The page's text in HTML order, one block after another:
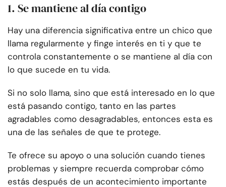
1. Se mantiene al día contigo
Hay una diferencia significativa entre un chico que
llama regularmente y finge interés en ti y que te
controla constantemente o se mantiene al día con
lo que sucede en tu vida.
Si no solo llama, sino que está interesado en lo que
está pasando contigo, tanto en las partes
agradables como desagradables, entonces esta es
una de las señales de que te protege.
Te ofrece su apoyo o una solución cuando tienes
problemas y siempre recuerda comprobar cómo
estás después de un acontecimiento importante